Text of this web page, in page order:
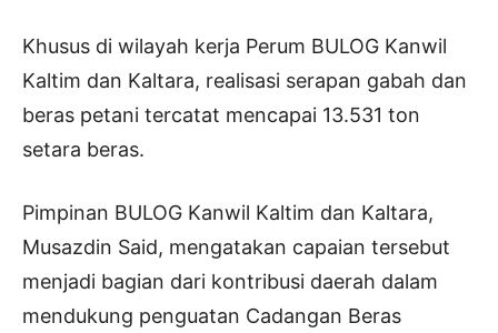
Khusus di wilayah kerja Perum BULOG Kanwil
Kaltim dan Kaltara, realisasi serapan gabah dan
beras petani tercatat mencapai 13.531 ton
setara beras.
Pimpinan BULOG Kanwil Kaltim dan Kaltara,
Musazdin Said, mengatakan capaian tersebut
menjadi bagian dari kontribusi daerah dalam
mendukung penguatan Cadangan Beras